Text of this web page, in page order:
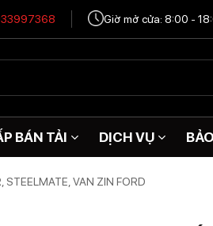
Giờ mở cửa: 8:00 -
BÁN TẢI DỊCH VỤ
STEELMATE, VAN ZIN FORD